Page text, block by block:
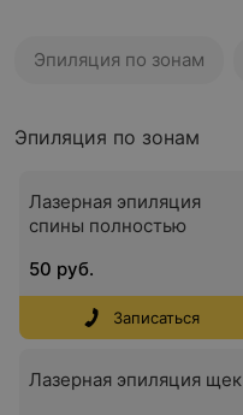
Эпиляция по зонам
Эпиляция по зонам
Лазерная эпиляция
спины полностью
50 руб.
Записаться
Лазерная эпиляция щек